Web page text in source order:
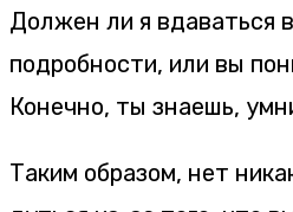
Должен ли я вдаваться
подробности, или вы
Конечно, ты знаешь,
Таким образом, нет